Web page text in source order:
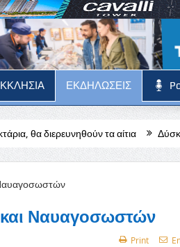
ΕΚΔΗΛΩΣΕΙΣ
τα αίτια Δύσκολη αποστολή για
Ναυαγοσωστών
Print